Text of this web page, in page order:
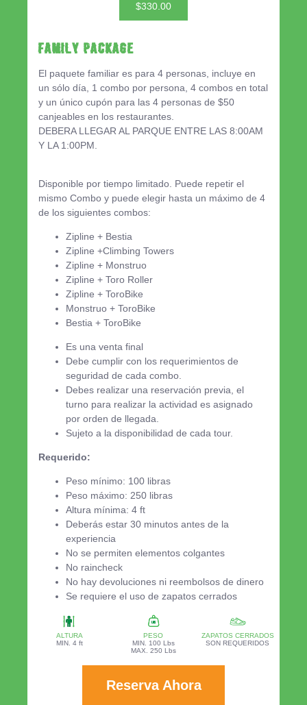
$330.00
Family Package
El paquete familiar es para 4 personas, incluye en
un sólo día, 1 combo por persona, 4 combos en total
y un único cupón para las 4 personas de $50
canjeables en los restaurantes.
DEBERA LLEGAR AL PARQUE ENTRE LAS 8:00AM
Y LA 1:00PM.
Disponible por tiempo limitado. Puede repetir el
mismo Combo y puede elegir hasta un máximo de 4
de los siguientes combos:
Zipline + Bestia
Zipline +Climbing Towers
Zipline + Monstruo
Zipline + Toro Roller
Zipline + ToroBike
Monstruo + ToroBike
Bestia + ToroBike
Es una venta final
Debe cumplir con los requerimientos de
seguridad de cada combo.
Debes realizar una reservación previa, el
turno para realizar la actividad es asignado
por orden de llegada.
Sujeto a la disponibilidad de cada tour.
Requerido:
Peso mínimo: 100 libras
Peso máximo: 250 libras
Altura mínima: 4 ft
Deberás estar 30 minutos antes de la
experiencia
No se permiten elementos colgantes
No raincheck
No hay devoluciones ni reembolsos de dinero
Se requiere el uso de zapatos cerrados
ALTURA
MIN. 4 ft
PESO
MIN. 100 Lbs
MAX. 250 Lbs
ZAPATOS CERRADOS
SON REQUERIDOS
Reserva Ahora